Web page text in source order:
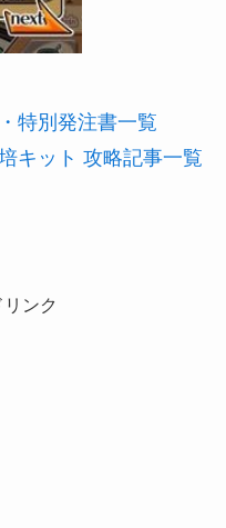
特別発注書一覧
キット 攻略記事一覧
ンク